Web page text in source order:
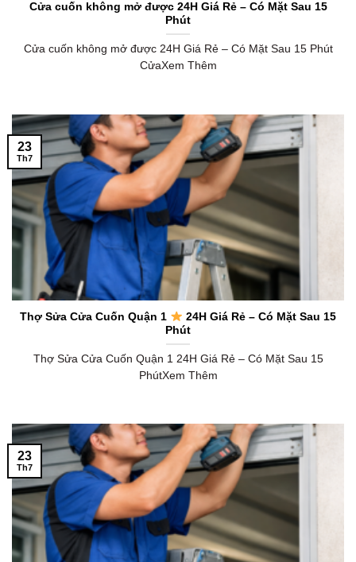
Cửa cuốn không mở được 24H Giá Rẻ – Có Mặt Sau 15
Phút
Cửa cuốn không mở được 24H Giá Rẻ – Có Mặt Sau 15 Phút
CửaXem Thêm
Thợ Sửa Cửa Cuốn Quận 1
24H Giá Rẻ – Có Mặt Sau 15
Phút
Thợ Sửa Cửa Cuốn Quận 1 24H Giá Rẻ – Có Mặt Sau 15
PhútXem Thêm
23
Th7
23
Th7